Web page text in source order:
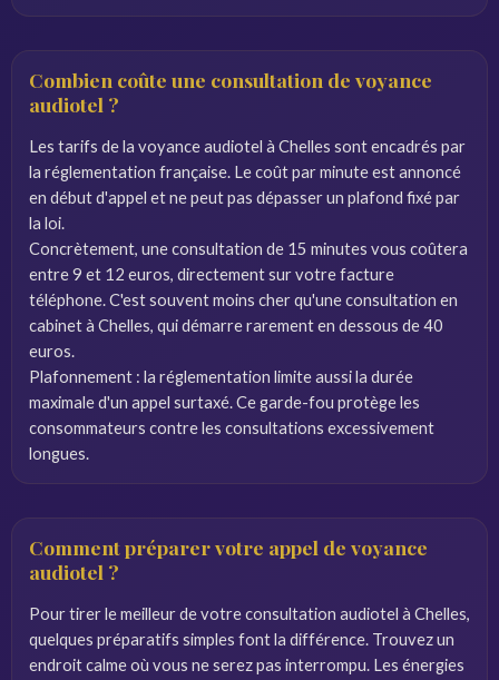
Combien coûte une consultation de voyance
audiotel ?
Les tarifs de la voyance audiotel à Chelles sont encadrés par
la réglementation française. Le coût par minute est annoncé
en début d'appel et ne peut pas dépasser un plafond fixé par
la loi.
Concrètement, une consultation de 15 minutes vous coûtera
entre 9 et 12 euros, directement sur votre facture
téléphone. C'est souvent moins cher qu'une consultation en
cabinet à Chelles, qui démarre rarement en dessous de 40
euros.
Plafonnement : la réglementation limite aussi la durée
maximale d'un appel surtaxé. Ce garde-fou protège les
consommateurs contre les consultations excessivement
longues.
Comment préparer votre appel de voyance
audiotel ?
Pour tirer le meilleur de votre consultation audiotel à Chelles,
quelques préparatifs simples font la différence. Trouvez un
endroit calme où vous ne serez pas interrompu. Les énergies